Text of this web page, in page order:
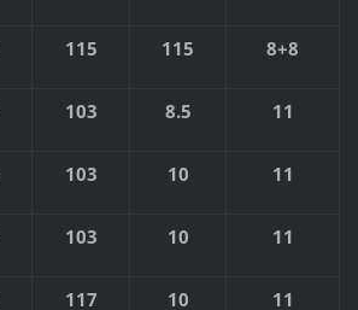
115 115 8+8
103 8.5 11
103 10 11
103 10 11
117 10 11